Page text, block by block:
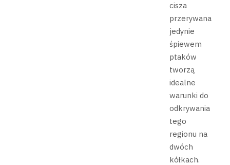
cisza
przerywana
jedynie
śpiewem
ptaków
tworzą
idealne
warunki do
odkrywania
tego
regionu na
dwóch
kółkach.